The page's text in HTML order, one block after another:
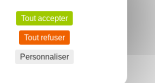
pénétrante
Tout accepter
Tout refuser
Personnaliser